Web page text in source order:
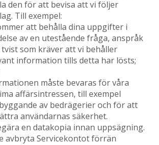
den för att bevisa att vi följer
Till exempel:
att behålla dina uppgifter i
av en utestående fråga, anspråk
som kräver att vi behåller
information tills detta har lösts;
måste bevaras för våra
affärsintressen, till exempel
av bedrägerier och för att
användarnas säkerhet.
en datakopia innan uppsägning.
avbryta Servicekontot förrän